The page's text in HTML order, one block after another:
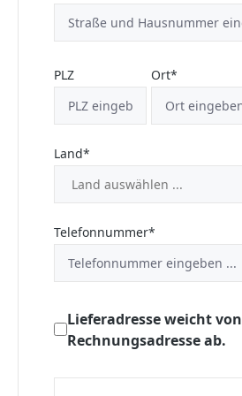
PLZ Ort*
Land*
Telefonnummer*
Lieferadresse weicht von
Rechnungsadresse ab.